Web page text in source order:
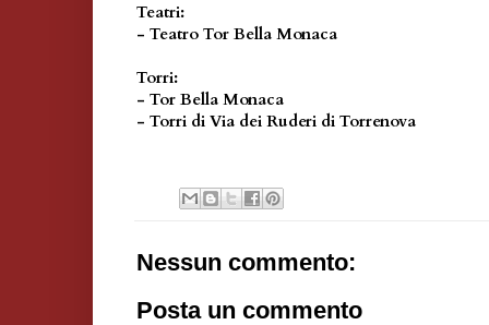
Teatri:
- Teatro Tor Bella Monaca
Torri:
- Tor Bella Monaca
- Torri di Via dei Ruderi di Torrenova
Nessun commento:
Posta un commento